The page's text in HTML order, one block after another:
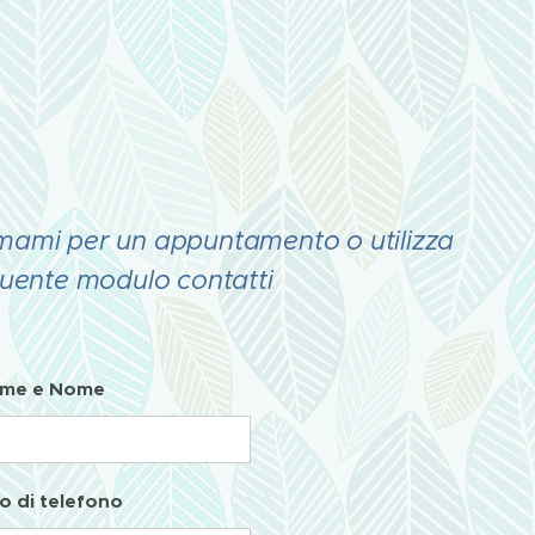
per un appuntamento o utilizza
modulo contatti
e Nome
di telefono